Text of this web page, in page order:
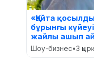
«Қайта
бұрынғы
жайлы ашып
Шоу-бизнес•3